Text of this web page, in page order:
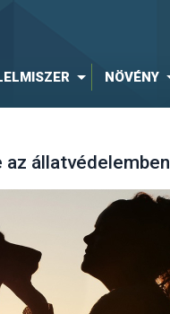
NÖVÉNY
állatvédelemben